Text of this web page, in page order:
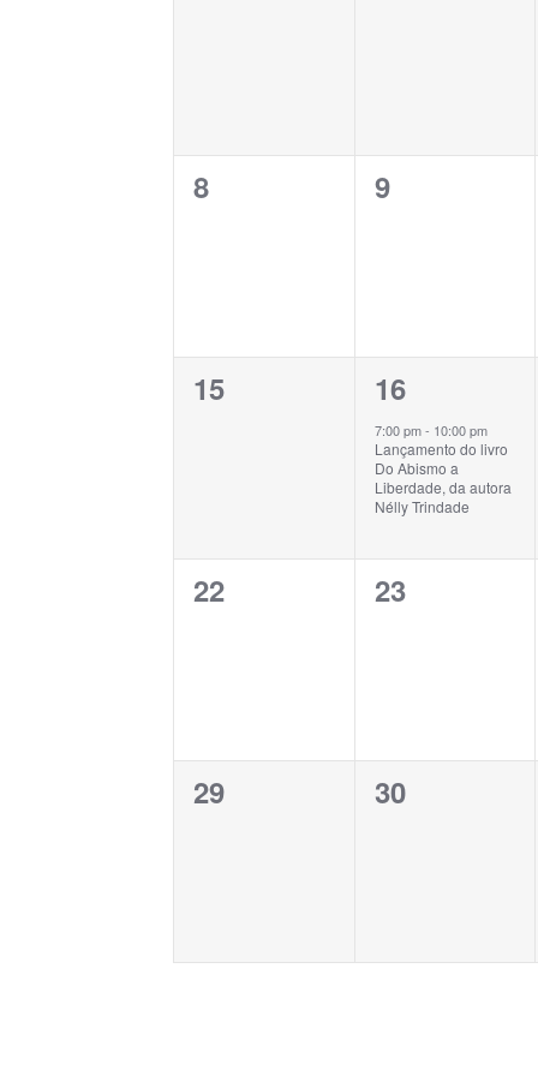
0
8
0
9
0
15
1
evento,
16
7:00 pm- 10:00 pm
Lançamento do livro
Do Abismo a
Liberdade, da autora
Nélly Trindade
0
22
0
23
0
29
0
30